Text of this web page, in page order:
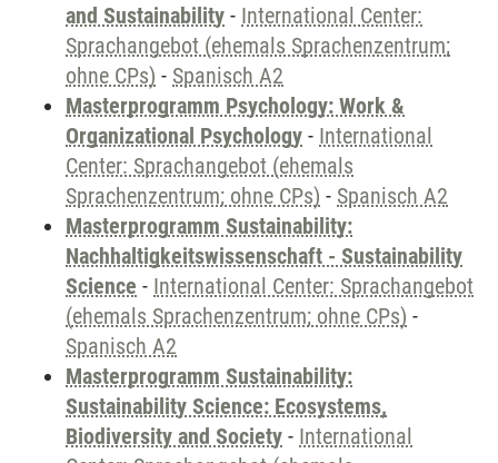
and Sustainability - International Center:
Sprachangebot (ehemals Sprachenzentrum;
ohne CPs) - Spanisch A2
Masterprogramm Psychology: Work &
Organizational Psychology - International
Center: Sprachangebot (ehemals
Sprachenzentrum; ohne CPs) - Spanisch A2
Masterprogramm Sustainability:
Nachhaltigkeitswissenschaft - Sustainability
Science - International Center: Sprachangebot
(ehemals Sprachenzentrum; ohne CPs) -
Spanisch A2
Masterprogramm Sustainability:
Sustainability Science: Ecosystems,
Biodiversity and Society - International